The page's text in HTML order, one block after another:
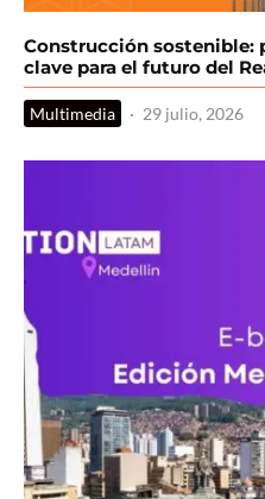
Construcción sostenible:
clave para el futuro del
Multimedia · 29 julio, 2026